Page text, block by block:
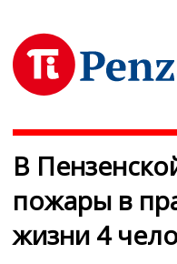
В
пожары в
жизни 4